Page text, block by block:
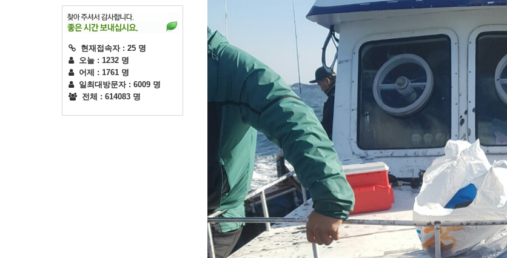
현재접속자 : 25 명
오늘 : 1232 명
어제 : 1761 명
일최대방문자 : 6009 명
전체 : 614083 명